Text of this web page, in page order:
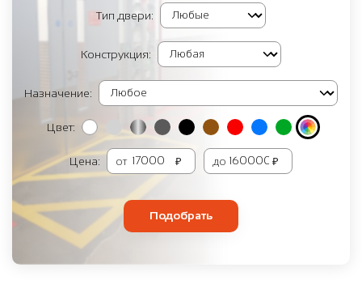
Тип двери:
Конструкция:
Назначение:
Цвет:
Цена: от ₽ до ₽
Подобрать